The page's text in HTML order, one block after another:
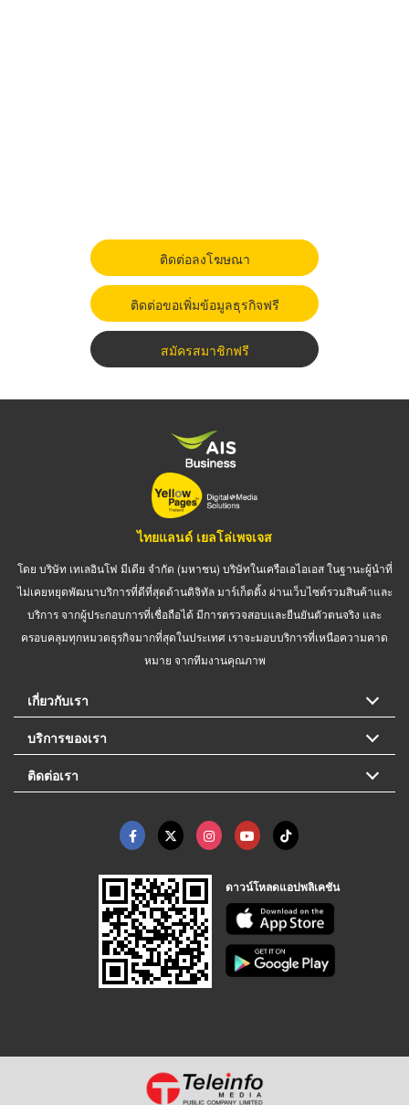
ติดต่อลงโฆษณา
ติดต่อขอเพิ่มข้อมูลธุรกิจฟรี
สมัครสมาชิกฟรี
ไทยแลนด์ เยลโล่เพจเจส
โดย บริษัท เทเลอินโฟ มีเดีย จำกัด (มหาชน) บริษัทในเครือเอไอเอส ในฐานะผู้นำที่
ไม่เคยหยุดพัฒนาบริการที่ดีที่สุดด้านดิจิทัล มาร์เก็ตติ้ง ผ่านเว็บไซต์รวมสินค้าและ
บริการ จากผู้ประกอบการที่เชื่อถือได้ มีการตรวจสอบและยืนยันตัวตนจริง และ
ครอบคลุมทุกหมวดธุรกิจมากที่สุดในประเทศ เราจะมอบบริการที่เหนือความคาด
หมาย จากทีมงานคุณภาพ
เกี่ยวกับเรา
บริการของเรา
ติดต่อเรา
ดาวน์โหลดแอปพลิเคชัน